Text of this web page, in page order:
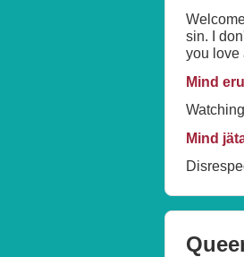
sin. I
you love
Mind
Mind